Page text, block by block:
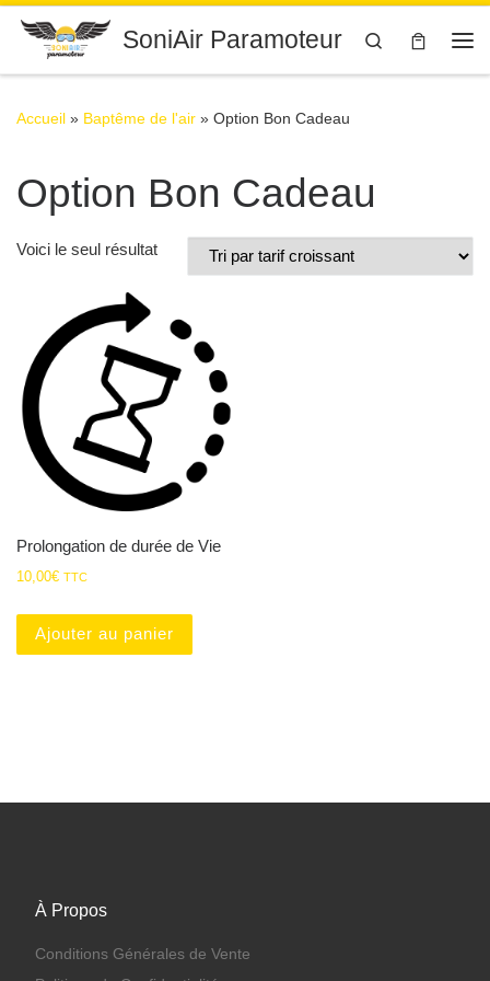
Passer au contenuSoniAir Paramoteur
Search
Accueil » Baptême de l'air » Option Bon Cadeau
Option Bon Cadeau
Voici le seul résultat
Prolongation de durée de Vie
10,00€ TTC
Ajouter au panier
À Propos
Conditions Générales de Vente